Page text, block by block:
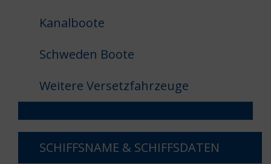
Kanalboote
Schweden Boote
Weitere Versetzfahrzeuge
SCHIFFSNAME & SCHIFFSDATEN